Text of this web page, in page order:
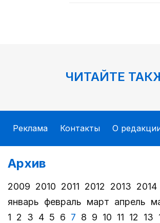
ЧИТАЙТЕ
Реклама Контакты О
Архив
2009 2010 2011 2012 2013 2014
январь февраль март апрель
1 2 3 4 5 6 7 8 9 10 11 12 13